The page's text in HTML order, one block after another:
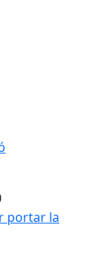
la igualtat